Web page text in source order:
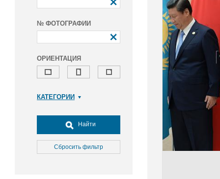
№ ФОТОГРАФИИ
ОРИЕНТАЦИЯ
КАТЕГОРИИ
Досуг, туризм и отдых
Культура
Медицина
Найти
Сбросить фильтр